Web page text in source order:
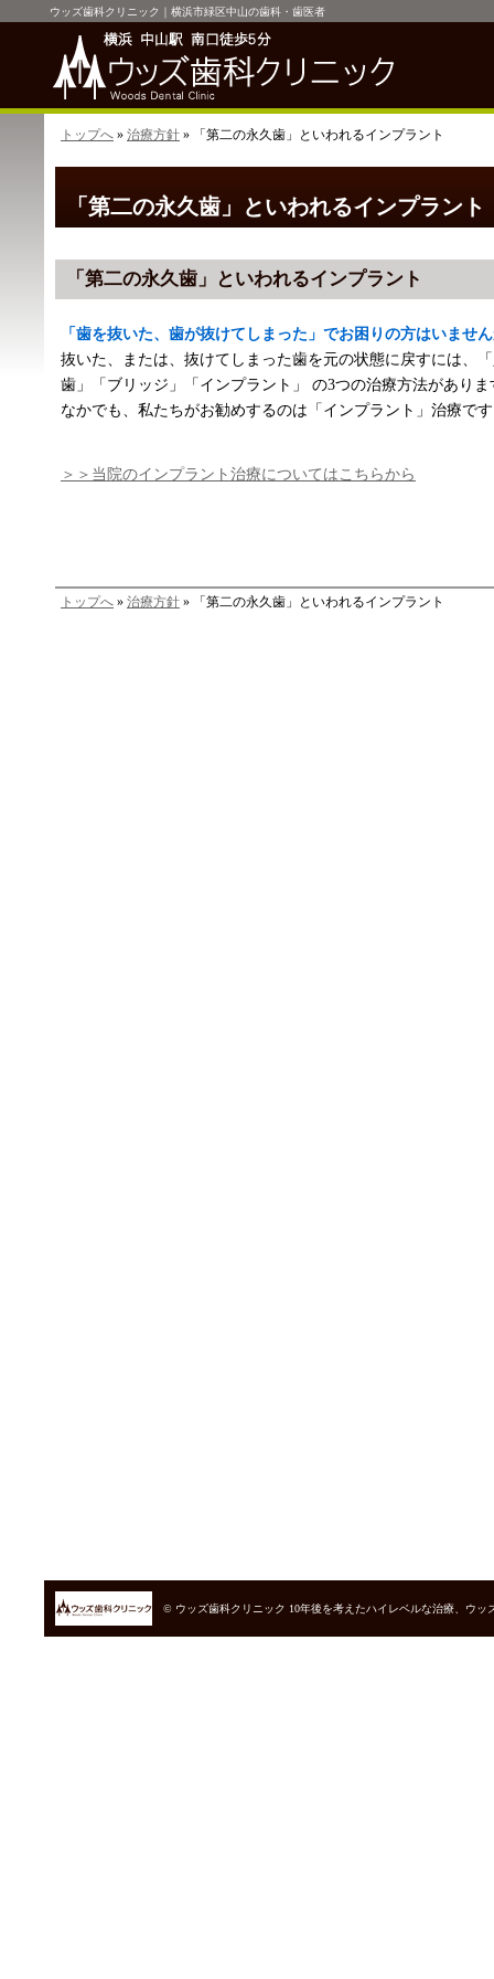
「第二の永久歯」といわれるインプラント
ウッズ歯科クリニック｜横浜市緑区中山の歯科・歯医者
トップへ » 治療方針 » 「第二の永久歯」といわれるインプラント
「第二の永久歯」といわれるインプラント
「歯を抜いた、歯が抜けてしまった」でお困りの方はいませ
抜いた、または、抜けてしまった歯を元の状態に戻すには、
歯」「ブリッジ」「インプラント」 の3つの治療方法がありま
なかでも、私たちがお勧めするのは「インプラント」治療で
＞＞当院のインプラント治療についてはこちらから
トップへ » 治療方針 » 「第二の永久歯」といわれるインプラント
© ウッズ歯科クリニック 10年後を考えたハイレベルな治療、ウ